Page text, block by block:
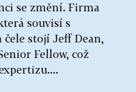
se změní. Firma
souvisí s
stojí Jeff Dean,
Fellow, což